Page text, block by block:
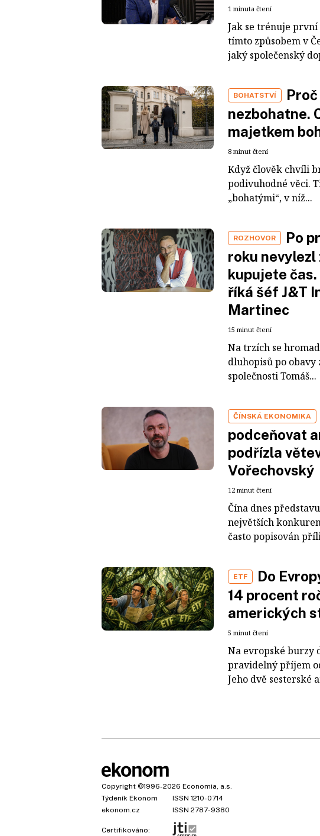
1 minuta čtení
Jak se trénuje
tímto způsobem v
jaký společenský
BOHATSTVÍ
nezbohatne.
majetkem
8 minut čtení
Když člověk chvíli
podivuhodné věci.
„bohatými“, v níž...
ROZHOVOR
Po
roku nevylezl
kupujete čas.
říká šéf J&T
Martinec
15 minut čtení
Na trzích se
dluhopisů po
společnosti Tomáš...
ČÍNSKÁ EKONOMIKA
podceňovat
podřízla
Vořechovský
12 minut čtení
Čína dnes
největších
často popisován
ETF
Do
14 procent
amerických
5 minut čtení
Na evropské burzy
pravidelný příjem
Jeho dvě sesterské
Copyright ©1996-2026 Economia, a.s.
Týdeník Ekonom
ISSN 1210-0714
ekonom.cz
ISSN 2787-9380
Certifikováno: